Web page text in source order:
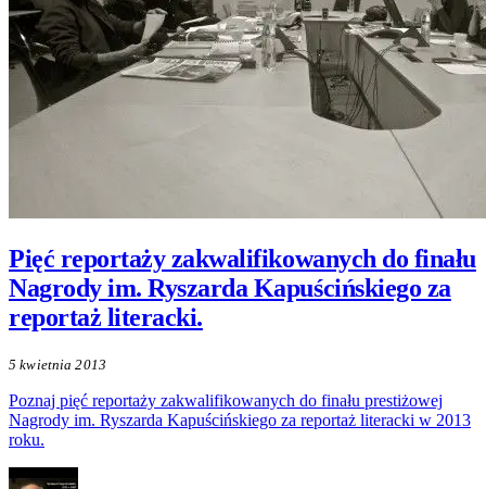
Pięć reportaży zakwalifikowanych do finału
Nagrody im. Ryszarda Kapuścińskiego za
reportaż literacki.
5 kwietnia 2013
Poznaj pięć reportaży zakwalifikowanych do finału prestiżowej
Nagrody im. Ryszarda Kapuścińskiego za reportaż literacki w 2013
roku.